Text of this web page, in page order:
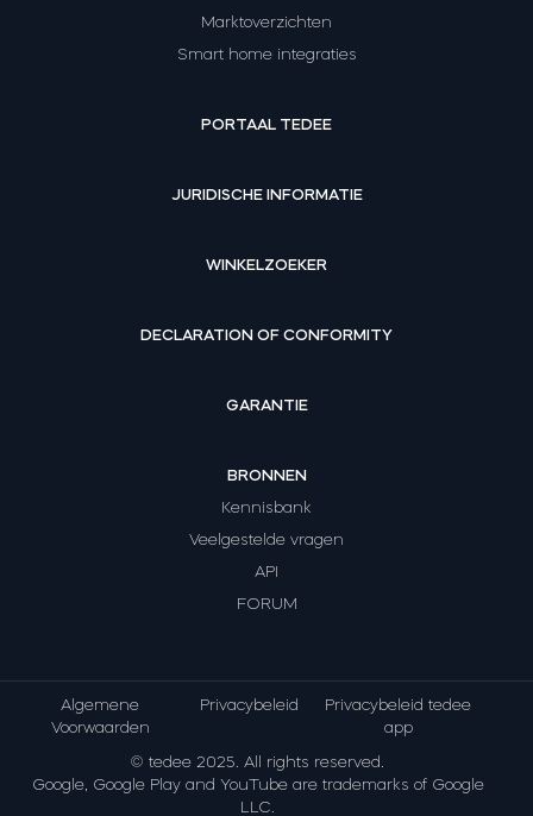
Marktoverzichten
Smart home integraties
PORTAAL TEDEE
JURIDISCHE INFORMATIE
WINKELZOEKER
DECLARATION OF CONFORMITY
GARANTIE
BRONNEN
Kennisbank
Veelgestelde vragen
API
FORUM
Algemene
Voorwaarden
Privacybeleid
Privacybeleid tedee
app
© tedee 2025. All rights reserved.
Google, Google Play and YouTube are trademarks of Google
LLC.